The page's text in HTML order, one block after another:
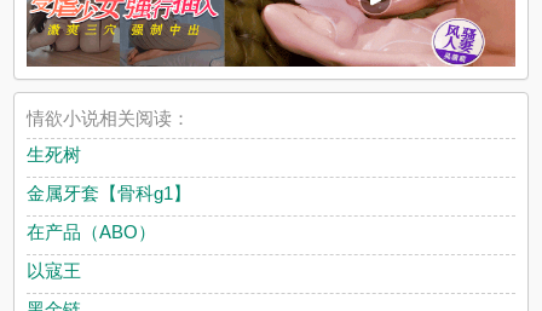
情欲小说相关阅读：
生死树
金属牙套【骨科g1】
在产品（ABO）
以寇王